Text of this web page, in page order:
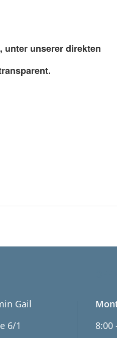
unter unserer direkten
Gail
6/1
8:00